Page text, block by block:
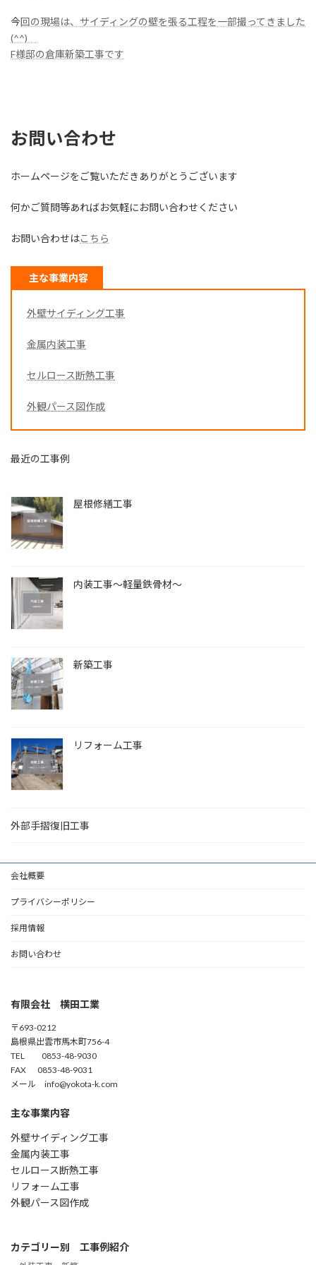
今回の現場は、サイディングの壁を張る工程を一部撮ってきました
(^^)
F様邸の倉庫新築工事です
お問い合わせ
ホームページをご覧いただきありがとうございます
何かご質問等あればお気軽にお問い合わせください
お問い合わせはこちら
主な事業内容
外壁サイディング工事
金属内装工事
セルロース断熱工事
外観パース図作成
最近の工事例
屋根修繕工事
内装工事～軽量鉄骨材～
新築工事
リフォーム工事
外部手摺復旧工事
会社概要
プライバシーポリシー
採用情報
お問い合わせ
有限会社 横田工業
〒693-0212
島根県出雲市馬木町756-4
TEL 0853-48-9030
FAX 0853-48-9031
メール info@yokota-k.com
主な事業内容
外壁サイディング工事
金属内装工事
セルロース断熱工事
リフォーム工事
外観パース図作成
カテゴリー別 工事例紹介